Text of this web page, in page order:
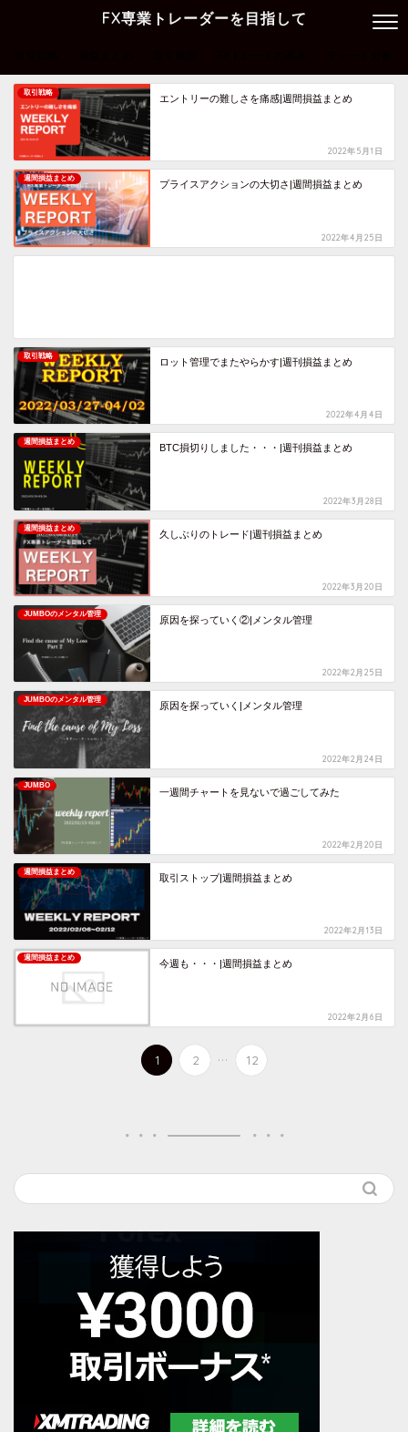
FX専業トレーダーを目指して
取引戦略
エントリーの難しさを痛感|週間損益まとめ
2022年5月1日
週間損益まとめ
プライスアクションの大切さ|週間損益まとめ
2022年4月25日
取引戦略
ロット管理でまたやらかす|週刊損益まとめ
2022年4月4日
週間損益まとめ
BTC損切りしました・・・|週刊損益まとめ
2022年3月28日
週間損益まとめ
久しぶりのトレード|週刊損益まとめ
2022年3月20日
JUMBOのメンタル管理
原因を探っていく②|メンタル管理
2022年2月25日
JUMBOのメンタル管理
原因を探っていく|メンタル管理
2022年2月24日
JUMBO
一週間チャートを見ないで過ごしてみた
2022年2月20日
週間損益まとめ
取引ストップ|週間損益まとめ
2022年2月13日
週間損益まとめ
今週も・・・|週間損益まとめ
2022年2月6日
1 2 ... 12